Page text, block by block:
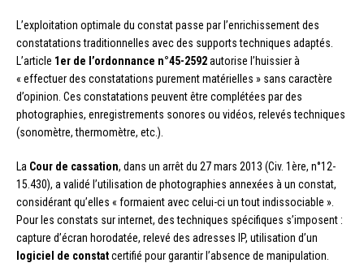
L’exploitation optimale du constat passe par l’enrichissement des
constatations traditionnelles avec des supports techniques adaptés.
L’article 1er de l’ordonnance n°45-2592autorise l’huissier à
« effectuer des constatations purement matérielles » sans caractère
d’opinion. Ces constatations peuvent être complétées par des
photographies, enregistrements sonores ou vidéos, relevés techniques
(sonomètre, thermomètre, etc.).
La Cour de cassation, dans un arrêt du 27 mars 2013 (Civ. 1ère, n°12-
15.430), a validé l’utilisation de photographies annexées à un constat,
considérant qu’elles « formaient avec celui-ci un tout indissociable ».
Pour les constats sur internet, des techniques spécifiques s’imposent :
capture d’écran horodatée, relevé des adresses IP, utilisation d’un
logiciel de constatcertifié pour garantir l’absence de manipulation.